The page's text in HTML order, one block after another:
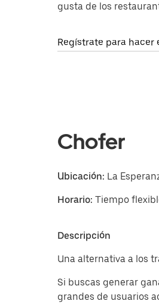
gusta de los
Regístrate para hacer
Chofer
Ubicación: La
Horario: Tiempo
Descripción
Una alternativa a los
Si buscas generar
grandes de usuarios